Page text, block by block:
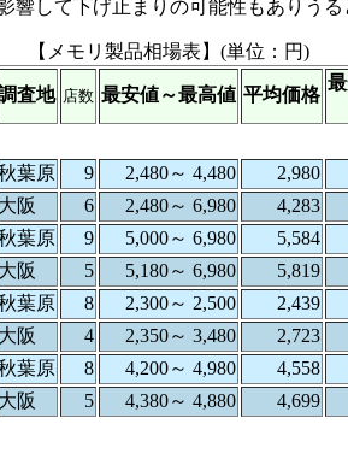
して下げ止まりの可能性もありうる
【メモリ製品相場表】(単位：円)
査地 店数 最安値～最高値 平均価格
葉原 9 2,480～ 4,480 2,980
大阪
6 2,480～ 6,980 4,283
葉原 9 5,000～ 6,980 5,584
大阪
5 5,180～ 6,980 5,819
葉原 8 2,300～ 2,500 2,439
大阪
4 2,350～ 3,480 2,723
葉原 8 4,200～ 4,980 4,558
大阪
5 4,380～ 4,880 4,699